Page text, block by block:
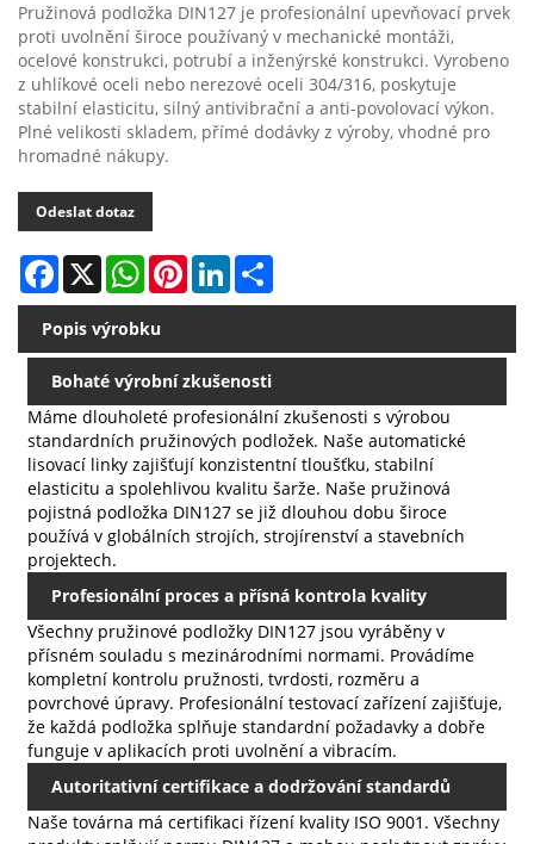
Pružinová podložka DIN127 je profesionální upevňovací prvek
proti uvolnění široce používaný v mechanické montáži,
ocelové konstrukci, potrubí a inženýrské konstrukci. Vyrobeno
z uhlíkové oceli nebo nerezové oceli 304/316, poskytuje
stabilní elasticitu, silný antivibrační a anti-povolovací výkon.
Plné velikosti skladem, přímé dodávky z výroby, vhodné pro
hromadné nákupy.
Odeslat dotaz
Facebook
X WhatsAppPinterestLinkedIn
Popis výrobku
Bohaté výrobní zkušenosti
Máme dlouholeté profesionální zkušenosti s výrobou
standardních pružinových podložek. Naše automatické
lisovací linky zajišťují konzistentní tloušťku, stabilní
elasticitu a spolehlivou kvalitu šarže. Naše pružinová
pojistná podložka DIN127 se již dlouhou dobu široce
používá v globálních strojích, strojírenství a stavebních
projektech.
Profesionální proces a přísná kontrola kvality
Všechny pružinové podložky DIN127 jsou vyráběny v
přísném souladu s mezinárodními normami. Provádíme
kompletní kontrolu pružnosti, tvrdosti, rozměru a
povrchové úpravy. Profesionální testovací zařízení zajišťuje,
že každá podložka splňuje standardní požadavky a dobře
funguje v aplikacích proti uvolnění a vibracím.
Autoritativní certifikace a dodržování standardů
Naše továrna má certifikaci řízení kvality ISO 9001. Všechny